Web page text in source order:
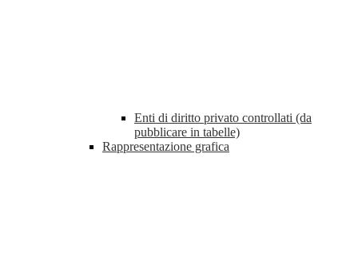
Enti di diritto privato controllati (da
pubblicare in tabelle)
Rappresentazione grafica